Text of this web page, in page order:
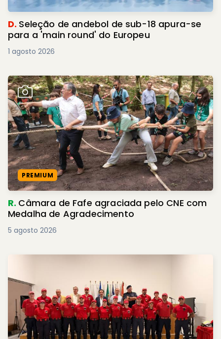
D. Seleção de andebol de sub-18 apura-se
para a 'main round' do Europeu
1 agosto 2026
PREMIUM
R. Câmara de Fafe agraciada pelo CNE com
Medalha de Agradecimento
5 agosto 2026